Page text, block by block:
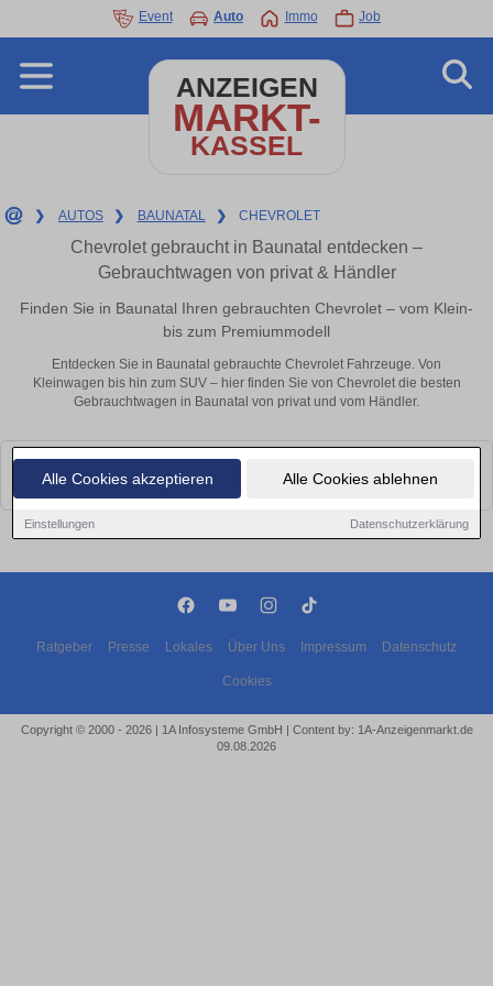
Alle Cookies akzeptieren Alle Cookies ablehnen
Einstellungen Datenschutzerklärung
Event Auto Immo Job
ANZEIGEN
MARKT-
KASSEL
❯ AUTOS ❯ BAUNATAL ❯ CHEVROLET
Chevrolet gebraucht in Baunatal entdecken –
Gebrauchtwagen von privat & Händler
Finden Sie in Baunatal Ihren gebrauchten Chevrolet – vom Klein-
bis zum Premiummodell
Entdecken Sie in Baunatal gebrauchte Chevrolet Fahrzeuge. Von
Kleinwagen bis hin zum SUV – hier finden Sie von Chevrolet die besten
Gebrauchtwagen in Baunatal von privat und vom Händler.
Leider konnten wir derzeit keine passenden Autos finden. Schauen Sie
bald wieder vorbei!
Ratgeber Presse Lokales Über Uns Impressum Datenschutz
Cookies
Copyright © 2000 - 2026 | 1A Infosysteme GmbH | Content by: 1A-Anzeigenmarkt.de
09.08.2026